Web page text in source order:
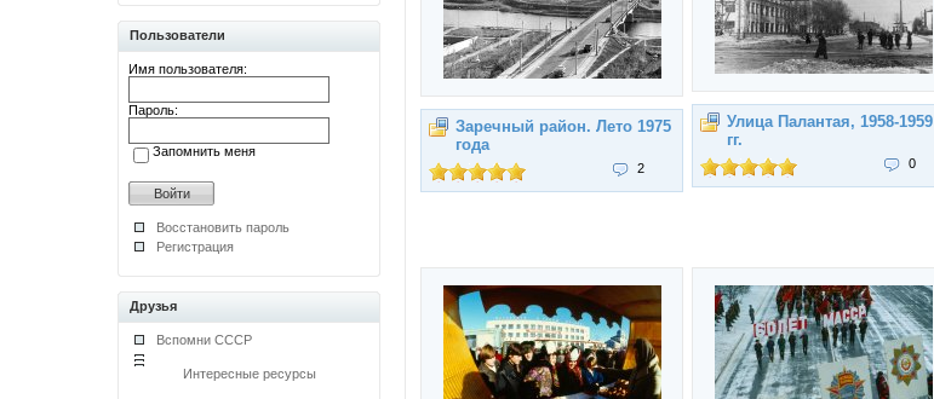
Пользователи
Имя пользователя:
Пароль:
Запомнить меня
Восстановить пароль
Регистрация
Друзья
Вспомни СССР
Интересные ресурсы
Заречный район. Лето 1975
года
2
Улица Палантая, 1958-1959
гг.
0